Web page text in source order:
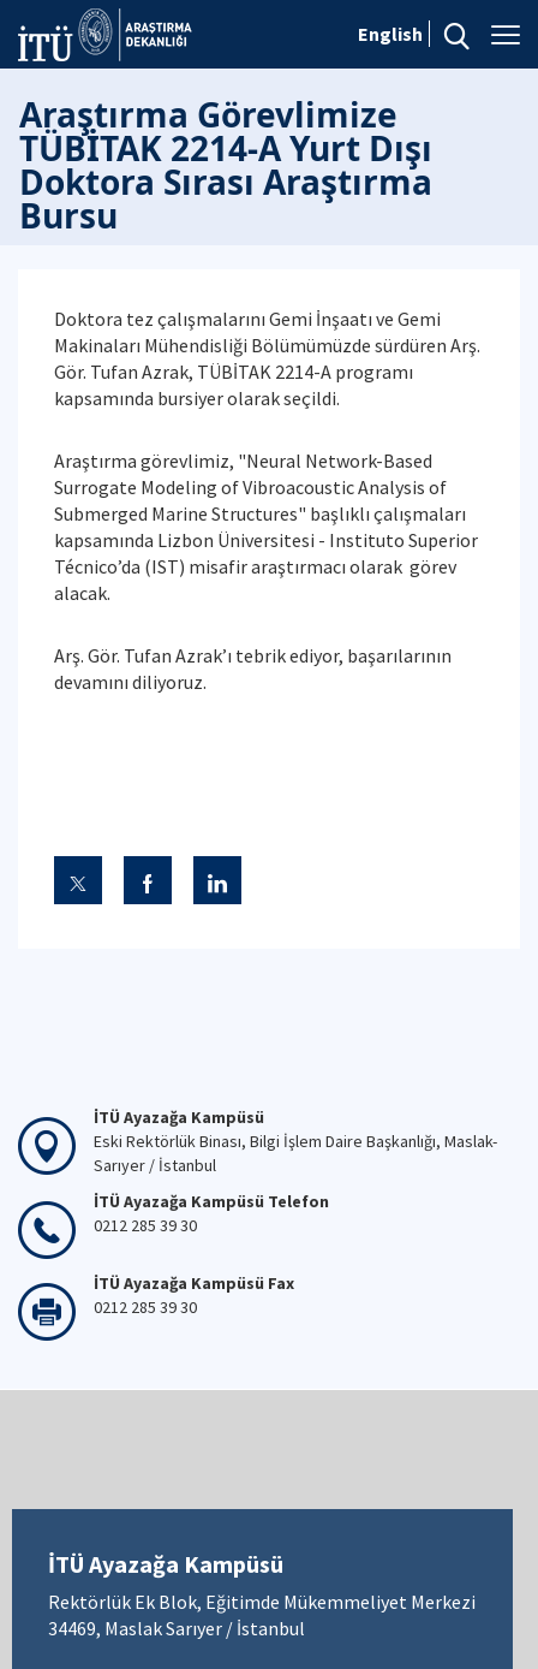
English
Araştırma Görevlimize
TÜBİTAK 2214-A Yurt Dışı
Doktora Sırası Araştırma
Bursu
Doktora tez çalışmalarını Gemi İnşaatı ve Gemi
Makinaları Mühendisliği Bölümümüzde sürdüren Arş.
Gör. Tufan Azrak, TÜBİTAK 2214-A programı
kapsamında bursiyer olarak seçildi.
Araştırma görevlimiz, "Neural Network-Based
Surrogate Modeling of Vibroacoustic Analysis of
Submerged Marine Structures" başlıklı çalışmaları
kapsamında Lizbon Üniversitesi - Instituto Superior
Técnico’da (IST) misafir araştırmacı olarak görev
alacak.
Arş. Gör. Tufan Azrak’ı tebrik ediyor, başarılarının
devamını diliyoruz.
İTÜ Ayazağa Kampüsü
Eski Rektörlük Binası, Bilgi İşlem Daire Başkanlığı, Maslak-
Sarıyer / İstanbul
İTÜ Ayazağa Kampüsü Telefon
0212 285 39 30
İTÜ Ayazağa Kampüsü Fax
0212 285 39 30
İTÜ Ayazağa Kampüsü
Rektörlük Ek Blok, Eğitimde Mükemmeliyet Merkezi
34469, Maslak Sarıyer / İstanbul